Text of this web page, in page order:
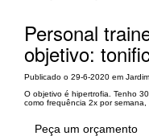
Personal
objetivo:
Publicado o 29-6-2020 em
O objetivo é hipertrofia. Tenho
como frequência 2x por semana,
Peça um orçamento